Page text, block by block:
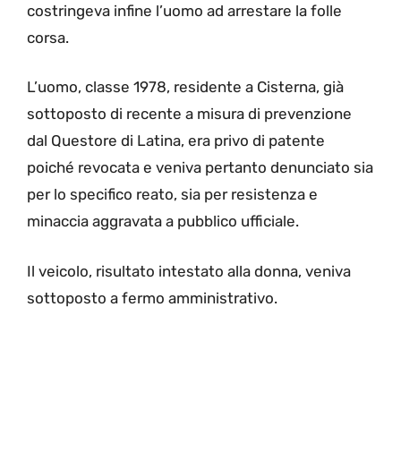
costringeva infine l’uomo ad arrestare la folle
corsa.
L’uomo, classe 1978, residente a Cisterna, già
sottoposto di recente a misura di prevenzione
dal Questore di Latina, era privo di patente
poiché revocata e veniva pertanto denunciato sia
per lo specifico reato, sia per resistenza e
minaccia aggravata a pubblico ufficiale.
Il veicolo, risultato intestato alla donna, veniva
sottoposto a fermo amministrativo.